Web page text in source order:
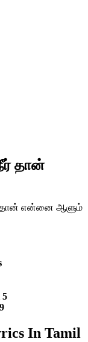
தான்
தான் என்னை ஆளும்
5
In Tamil